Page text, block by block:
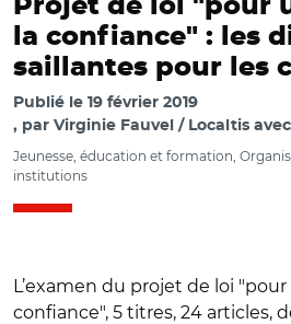
Projet de loi "pour
la confiance" : les
saillantes pour les
Publié le 19 février 2019
par Virginie Fauvel / Localtis
Jeunesse, éducation et formation,
institutions
L’examen du projet de loi
confiance", 5 titres, 24 articles,